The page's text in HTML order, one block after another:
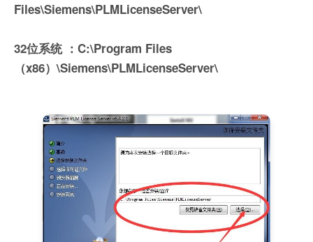
Files\Siemens\PLMLicenseServer\
32位系统 ：C:\Program Files
（x86）\Siemens\PLMLicenseServer\